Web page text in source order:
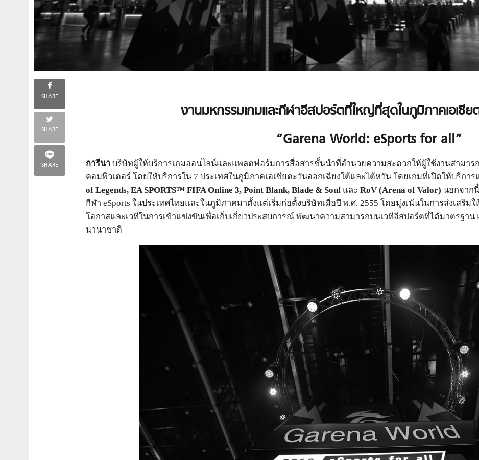
SHARE
SHARE
SHARE
งานมหกรรมเกมและกีฬาอีสปอร์ตที่ใหญ่ที่สุดในภูมิภาคเอเชีย
“Garena World: eSports for all”
การีนา บริษัทผู้ให้บริการเกมออนไลน์และแพลตฟอร์มการสื่อสารชั้นนำที่อำนวยความสะดวกให้ผู้ใช้งานสามา
คอมพิวเตอร์ โดยให้บริการใน 7 ประเทศในภูมิภาคเอเชียตะวันออกเฉียงใต้และไต้หวัน โดยเกมที่เปิดให้บริกา
of Legends, EA SPORTS™ FIFA Online 3, Point Blank, Blade & Soul และ RoV (Arena of Valor) นอกจาก
กีฬา eSports ในประเทศไทยและในภูมิภาคมาตั้งแต่เริ่มก่อตั้งบริษัทเมื่อปี พ.ศ. 2555 โดยมุ่งเน้นในการส่งเสริ
โอกาสและเวทีในการเข้าแข่งขันเพื่อเก็บเกี่ยวประสบการณ์ พัฒนาความสามารถบนเวทีอีสปอร์ตที่ได้มาตรฐา
นานาชาติ